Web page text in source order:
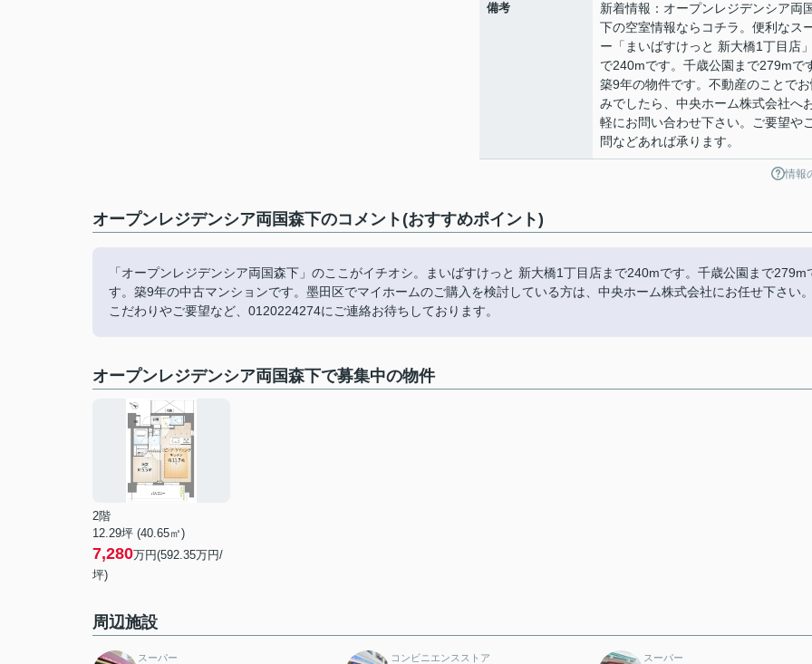
備考
新着情報：オープンレジデンシア両
下の空室情報ならコチラ。便利なス
ー「まいばすけっと 新大橋1丁目店
で240mです。千歳公園まで279mで
築9年の物件です。不動産のことで
みでしたら、中央ホーム株式会社へ
軽にお問い合わせ下さい。ご要望や
問などあれば承ります。
情報
オープンレジデンシア両国森下のコメント(おすすめポイント)
「オープンレジデンシア両国森下」のここがイチオシ。まいばすけっと 新大橋1丁目店まで240mです。千歳公園まで279m
す。築9年の中古マンションです。墨田区でマイホームのご購入を検討している方は、中央ホーム株式会社にお任せ下さい
こだわりやご要望など、0120224274にご連絡お待ちしております。
オープンレジデンシア両国森下で募集中の物件
2階
12.29坪 (40.65㎡)
7,280万円(592.35万円/
坪)
周辺施設
スーパー コンビニエンスストア スーパー